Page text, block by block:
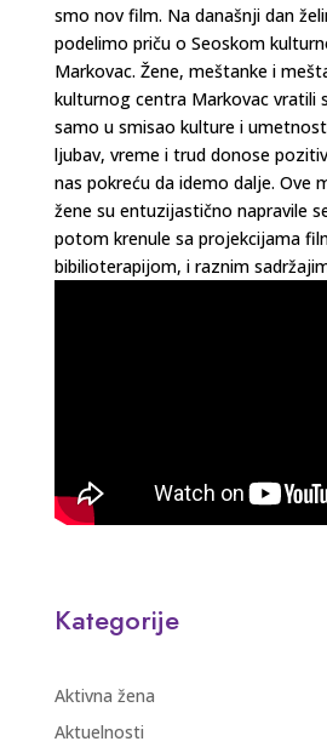
smo nov film. Na današnji dan
podelimo priču o Seoskom
Markovac. Žene, meštanke i
kulturnog centra Markovac vratili
samo u smisao kulture i
ljubav, vreme i trud donose
nas pokreću da idemo dalje. Ove
žene su entuzijastično napravile
potom krenule sa projekcijama
bibilioterapijom, i raznim
Kategorije
Aktivna žena
Aktuelnosti